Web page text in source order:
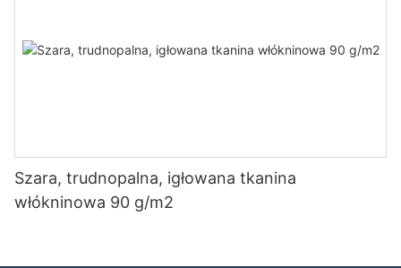
Szara, trudnopalna, igłowana tkanina
włókninowa 90 g/m2